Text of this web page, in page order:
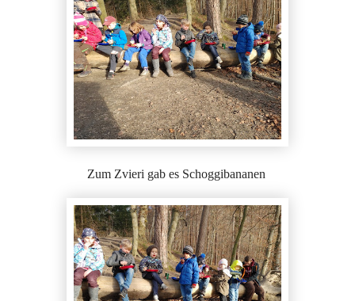
Zum Zvieri gab es Schoggibananen